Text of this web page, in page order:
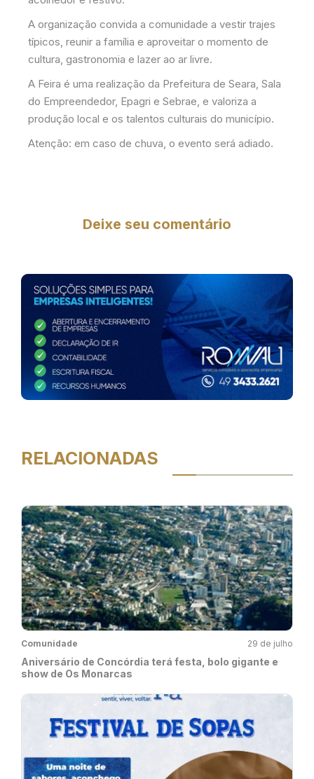
A organização convida a comunidade a vestir trajes
típicos, reunir a família e aproveitar o momento de
cultura, gastronomia e lazer ao ar livre.
A Feira é uma realização da Prefeitura de Seara, Sala
do Empreendedor, Epagri e Sebrae, e valoriza a
produção local e os talentos culturais do município.
Atenção: em caso de chuva, o evento será adiado.
Deixe seu comentário
RELACIONADAS
Comunidade 29 de julho
Aniversário de Concórdia terá festa, bolo gigante e
show de Os Monarcas